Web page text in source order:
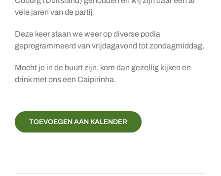
vele jaren van de partij.
Deze keer staan we weer op diverse podia
geprogrammeerd van vrijdagavond tot zondagmiddag.
Mocht je in de buurt zijn, kom dan gezellig kijken en
drink met ons een Caipirinha.
TOEVOEGEN AAN KALENDER